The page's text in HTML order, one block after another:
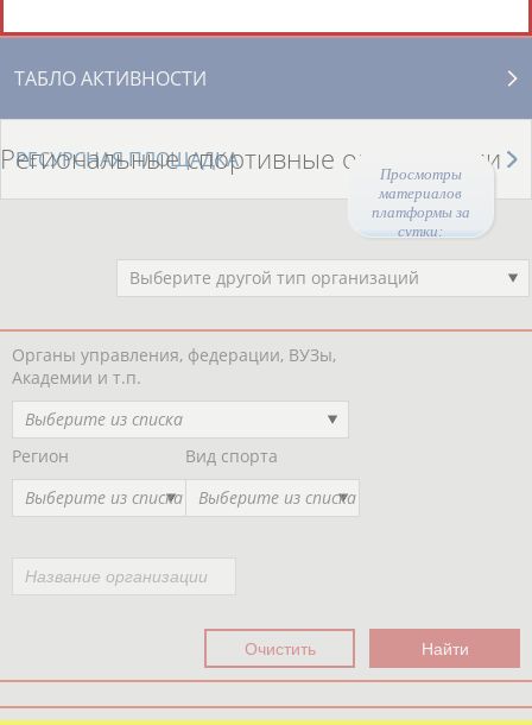
Просмотры
материалов
платформы за
сутки:
ТАБЛО АКТИВНОСТИ
РЕСУРСНАЯ ПЛОЩАДКА
Региональные спортивные организации
Выберите другой тип организаций
Органы управления, федерации, ВУЗы,
Академии и т.п.
Выберите из списка
Регион
Выберите из списка
Вид спорта
Выберите из списка